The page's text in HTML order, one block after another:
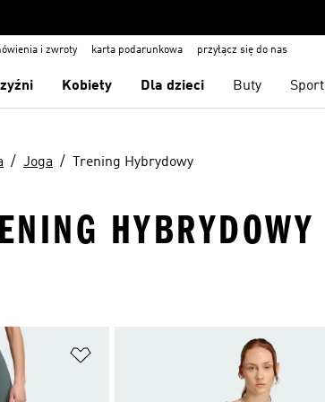
i zwroty karta podarunkowa przyłącz się do nas
Kobiety Dla dzieci Buty Sport
Joga Trening Hybrydowy
HYBRYDOWY